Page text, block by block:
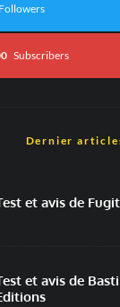
mon e-mail et mon
Followers
Subscribers
Dernier
et avis de
et avis de